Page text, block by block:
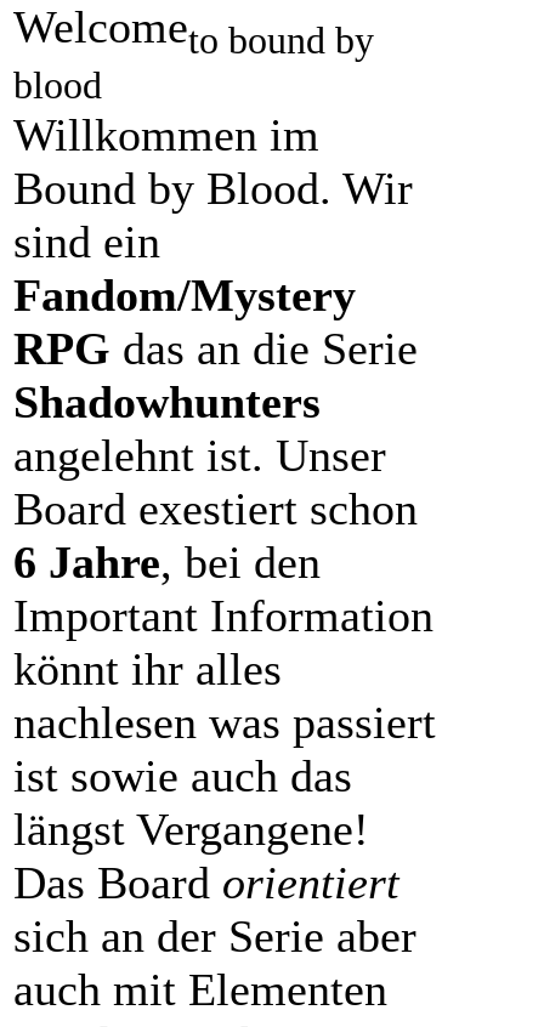
Welcometo bound by
blood
Willkommen im
Bound by Blood. Wir
sind ein
Fandom/Mystery
RPG das an die Serie
Shadowhunters
angelehnt ist. Unser
Board exestiert schon
6 Jahre, bei den
Important Information
könnt ihr alles
nachlesen was passiert
ist sowie auch das
längst Vergangene!
Das Board orientiert
sich an der Serie aber
auch mit Elementen